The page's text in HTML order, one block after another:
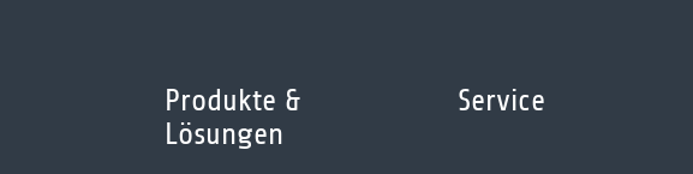
Produkte &
Lösungen
Service